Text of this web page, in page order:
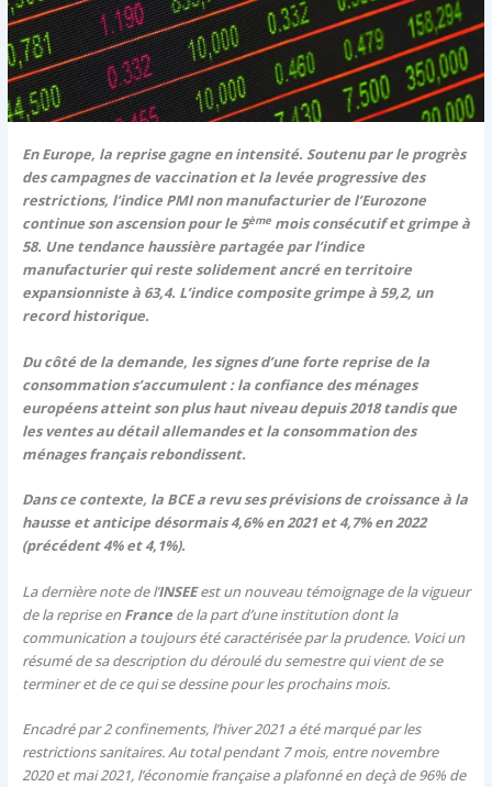
En Europe, la reprise gagne en intensité. Soutenu par le progrès
des campagnes de vaccination et la levée progressive des
restrictions, l’indice PMI non manufacturier de l’Eurozone
continue son ascension pour le 5èmemois consécutif et grimpe à
58. Une tendance haussière partagée par l’indice
manufacturier qui reste solidement ancré en territoire
expansionniste à 63,4. L’indice composite grimpe à 59,2, un
record historique.
Du côté de la demande, les signes d’une forte reprise de la
consommation s’accumulent : la confiance des ménages
européens atteint son plus haut niveau depuis 2018 tandis que
les ventes au détail allemandes et la consommation des
ménages français rebondissent.
Dans ce contexte, la BCE a revu ses prévisions de croissance à la
hausse et anticipe désormais 4,6% en 2021 et 4,7% en 2022
(précédent 4% et 4,1%).
La dernière note de l’INSEEest un nouveau témoignage de la vigueur
de la reprise en France de la part d’une institution dont la
communication a toujours été caractérisée par la prudence. Voici un
résumé de sa description du déroulé du semestre qui vient de se
terminer et de ce qui se dessine pour les prochains mois.
Encadré par 2 confinements, l’hiver 2021 a été marqué par les
restrictions sanitaires. Au total pendant 7 mois, entre novembre
2020 et mai 2021, l’économie française a plafonné en deçà de 96% de